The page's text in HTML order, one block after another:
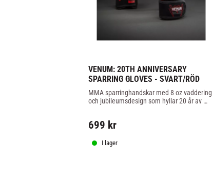
VENUM: 20TH ANNIVERSARY
SPARRING GLOVES - SVART/RÖD
MMA sparringhandskar med 8 oz vaddering
och jubileumsdesign som hyllar 20 år av
699 kr
I lager